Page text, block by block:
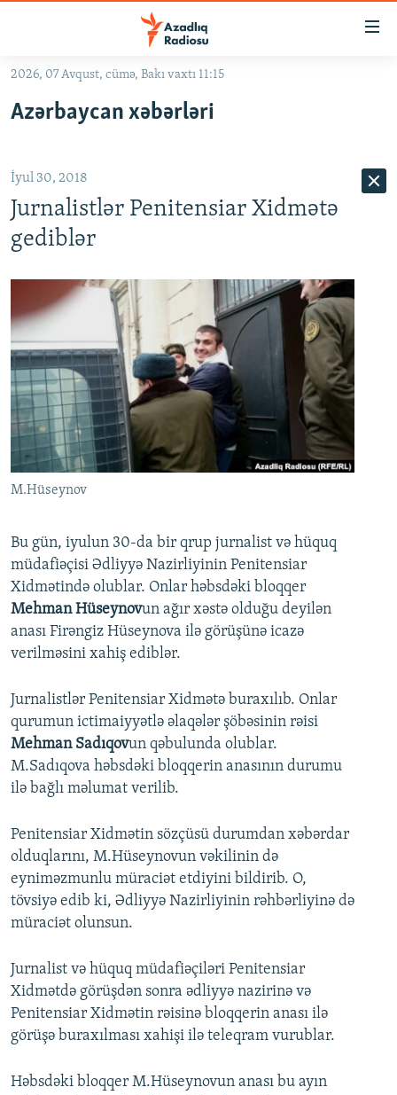
Əsas
qayıt
qayıt
Axtarışa
keç
#ƏSLINDƏ
QANUNI DOĞRU
ARAŞDIRMA
MULTIMEDIA
VIDEO
FOTOQALEREYA
İNFOQRAFIKA
KARIKATURA
RADIO ARXIV
OXU ZALI
AZƏRBAYCAN ƏDƏBIYYATI KITABXANASI
İSLAM VƏ DEMOKRATIYA
HAQQIMIZDA
MISSIYAMIZ
PEŞƏ ETIKASI VƏ JURNALISTIKA STANDARTLARIMIZ
BIZIMLƏ ƏLAQƏ
XƏBƏR BÜLLETENLƏRIMIZ
BIZI IZLƏ
2026, 07 Avqust, cümə, Bakı vaxtı 11:15
Azərbaycan xəbərləri
İyul 30, 2018
Jurnalistlər Penitensiar Xidmətə
gediblər
M.Hüseynov
Bu gün, iyulun 30-da bir qrup jurnalist və hüquq
müdafiəçisi Ədliyyə Nazirliyinin Penitensiar
Xidmətində olublar. Onlar həbsdəki bloqqer
Mehman Hüseynovun ağır xəstə olduğu deyilən
anası Firəngiz Hüseynova ilə görüşünə icazə
verilməsini xahiş ediblər.
Jurnalistlər Penitensiar Xidmətə buraxılıb. Onlar
qurumun ictimaiyyətlə əlaqələr şöbəsinin rəisi
Mehman Sadıqovun qəbulunda olublar.
M.Sadıqova həbsdəki bloqqerin anasının durumu
ilə bağlı məlumat verilib.
Penitensiar Xidmətin sözçüsü durumdan xəbərdar
olduqlarını, M.Hüseynovun vəkilinin də
eyniməzmunlu müraciət etdiyini bildirib. O,
tövsiyə edib ki, Ədliyyə Nazirliyinin rəhbərliyinə də
müraciət olunsun.
Jurnalist və hüquq müdafiəçiləri Penitensiar
Xidmətdə görüşdən sonra ədliyyə nazirinə və
Penitensiar Xidmətin rəisinə bloqqerin anası ilə
görüşə buraxılması xahişi ilə teleqram vurublar.
Həbsdəki bloqqer M.Hüseynovun anası bu ayın